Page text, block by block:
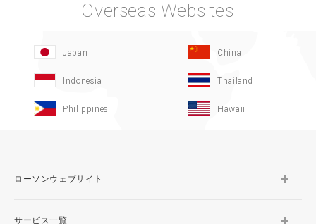
Overseas Websites
Japan China
Indonesia Thailand
Philippines Hawaii
ローソンウェブサイト
サービス一覧